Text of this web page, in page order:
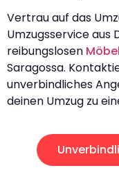
Vertrau auf das
Umzugsservice aus
reibungslosen
Saragossa.
unverbindliches
deinen Umzug zu